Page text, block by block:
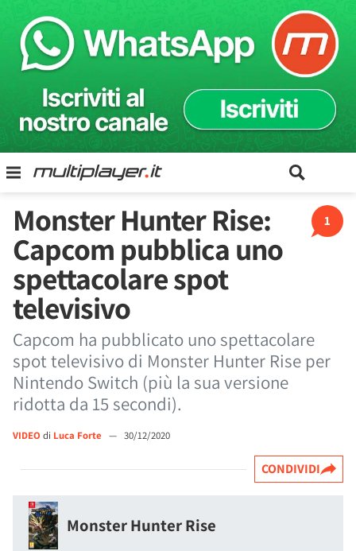
1
Monster Hunter Rise:
Capcom pubblica uno
spettacolare spot
televisivo
Capcom ha pubblicato uno spettacolare
spot televisivo di Monster Hunter Rise per
Nintendo Switch (più la sua versione
ridotta da 15 secondi).
VIDEO di Luca Forte — 30/12/2020
CONDIVIDI
Monster Hunter Rise